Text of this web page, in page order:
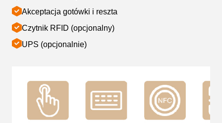
Akceptacja gotówki i reszta
Czytnik RFID (opcjonalny)
UPS (opcjonalnie)